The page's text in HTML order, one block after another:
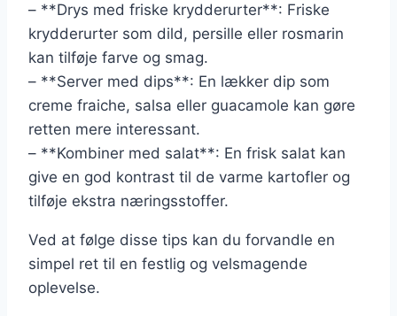
– **Drys med friske krydderurter**: Friske
krydderurter som dild, persille eller rosmarin
kan tilføje farve og smag.
– **Server med dips**: En lækker dip som
creme fraiche, salsa eller guacamole kan gøre
retten mere interessant.
– **Kombiner med salat**: En frisk salat kan
give en god kontrast til de varme kartofler og
tilføje ekstra næringsstoffer.
Ved at følge disse tips kan du forvandle en
simpel ret til en festlig og velsmagende
oplevelse.